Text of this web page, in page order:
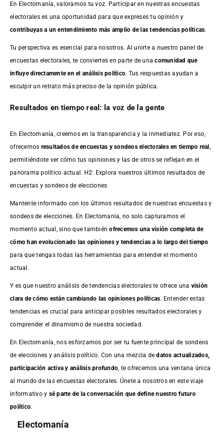
En Electomanía, valoramos tu voz. Participar en nuestras encuestas
electorales es una oportunidad para que expreses tu opinión y
contribuyas a un entendimiento más amplio de las tendencias políticas.
Tu perspectiva es esencial para nosotros. Al unirte a nuestro panel de
encuestas electorales, te conviertes en parte de unacomunidad que
influye directamente en el análisis político. Tus respuestas ayudan a
esculpir un retrato más preciso de la opinión pública.
Resultados en tiempo real: la voz de la gente
En Electomanía, creemos en la transparencia y la inmediatez. Por eso,
ofrecemos resultados deencuestas y sondeos electorales en tiempo real ,
permitiéndote ver cómo tus opiniones y las de otros se reflejan en el
panorama político actual. H2: Explora nuestros últimos resultados de
encuestas y sondeos de elecciones
Mantente informado con los últimos resultados de nuestras encuestasy
sondeos de elecciones. En Electomania, no solo capturamos el
momento actual, sino que tambiénofrecemos una visión completa de
cómo han evolucionado las opiniones y tendencias a lo largo del tiempo
para que tengas todas las herramientas para entender el momento
actual.
Y es que nuestro análisis de tendencias electorales te ofrece una visión
clara de cómo están cambiando las opiniones políticas. Entender estas
tendencias es crucial para anticipar posibles resultados electorales y
comprender el dinamismo de nuestra sociedad.
En Electomanía, nos esforzamos por ser tu fuente principal de sondeos
de elecciones y análisis político. Con una mezcla dedatos actualizados,
participación activa y análisis profundo, te ofrecemos una ventana única
al mundo de las encuestas electorales. Únete a nosotros en este viaje
informativo y sé parte de la conversación que define nuestro futuro
político.
Electomanía